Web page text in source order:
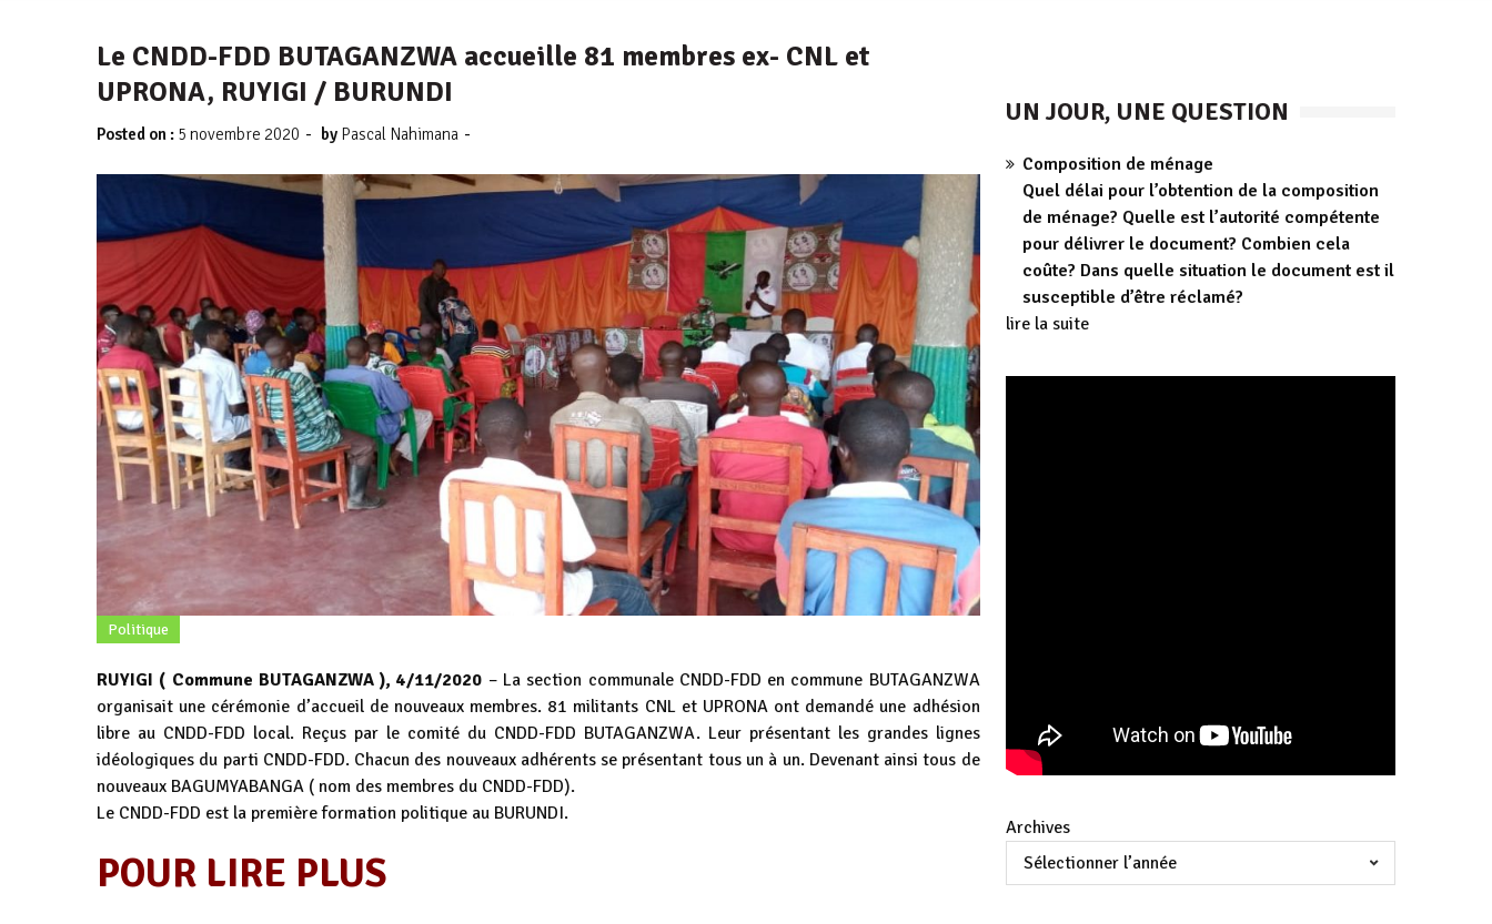
Le CNDD-FDD BUTAGANZWA accueille 81 membres ex- CNL et
UPRONA, RUYIGI / BURUNDI
Posted on : 5 novembre 2020 - by Pascal Nahimana -
Politique
RUYIGI ( Commune BUTAGANZWA ), 4/11/2020 – La section communale CNDD-FDD en commune BUTAGANZWA
organisait une cérémonie d’accueil de nouveaux membres. 81 militants CNL et UPRONA ont demandé une adhésion
libre au CNDD-FDD local. Reçus par le comité du CNDD-FDD BUTAGANZWA. Leur présentant les grandes lignes
idéologiques du parti CNDD-FDD. Chacun des nouveaux adhérents se présentant tous un à un. Devenant ainsi tous de
nouveaux BAGUMYABANGA ( nom des membres du CNDD-FDD).
Le CNDD-FDD est la première formation politique au BURUNDI.
POUR LIRE PLUS
UN JOUR, UNE QUESTION
Composition de ménage
Quel délai pour l’obtention de la composition
de ménage? Quelle est l’autorité compétente
pour délivrer le document? Combien cela
coûte? Dans quelle situation le document est il
susceptible d’être réclamé?
lire la suite
Archives